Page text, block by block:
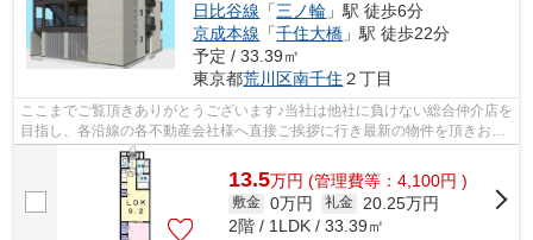
日比谷線 「三ノ輪 」駅 徒歩6分
京成本線 「千住大橋 」駅 徒歩22分
予定 / 33.39㎡
東京都荒川区南千住 ２丁目
ここまでご覧頂きありがとうございます♪当社は他社に負けない総合仲介店を
目指し、各沿線の各不動産会社様へ直接ご挨拶に行き最新の物件を頂きお客
様へ提供しております！最新の情報は...
13.5万円 (管理費等：4,100円 )
敷金 0万円 礼金
20.25万円
2階 / 1LDK / 33.39㎡